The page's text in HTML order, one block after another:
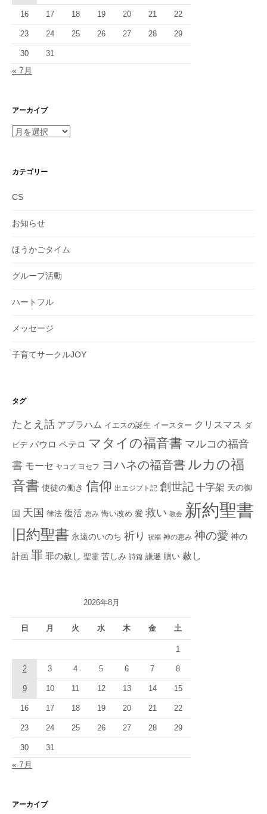
16 17 18 19 20 21 22
23 24 25 26 27 28 29
30 31
« 7月
アーカイブ
ア
イ
カテゴリー
CS
お知らせ
ほうかごタイム
グループ活動
ハートフル
メッセージ
子育てサークルJOY
タグ
たとえ話 アブラハム イエスの誕生 イースター クリスマス ダ
ビデ パウロ ペテロ マタイの福音書 マルコの福音
書 モーセ ヤコブ ヨセフ ヨハネの福音書 ルカの福
音書 使徒の働き 信仰 出エジプト記 創世記 十字架 天の御
国 天国 律法 復活 恵み 悔い改め 愛 救い 教会 新約聖書
旧約聖書 永遠のいのち 祈り 祝福 神の恵み 神の愛 神の
計画 罪 罪の赦し 聖霊 苦しみ 詩篇 謙遜 贖い 赦し
2026年8月
日 月 火 水 木 金 土
1
2 3 4 5 6 7 8
9 10 11 12 13 14 15
16 17 18 19 20 21 22
23 24 25 26 27 28 29
30 31
« 7月
アーカイブ